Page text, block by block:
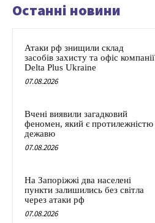
Останні новини
Атаки рф знищили склад
засобів захисту та офіс компанії
Delta Plus Ukraine
07.08.2026
Вчені виявили загадковий
феномен, який є протилежністю
дежавю
07.08.2026
На Запоріжжі два населені
пункти залишились без світла
через атаки рф
07.08.2026